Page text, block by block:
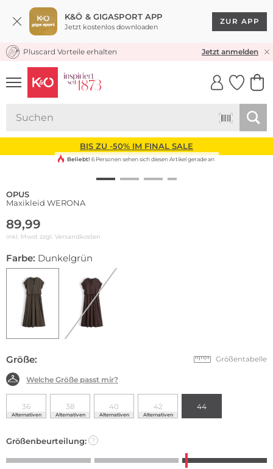
K&Ö & GIGASPORT APP
Jetzt kostenlos downloaden
ZUR APP
KOSTENLOSER VERSAND* & RÜCKVERSAND
Pluscard Vorteile erhalten Jetzt anmelden
UNSERE APP
CLICK &
BIS ZU -50% IM FINAL SALE
Beliebt! 6 Personen sehen sich diesen Artikel gerade an
OPUS
Maxikleid WERONA
89,99
inkl. Mwst zzgl. Versandkosten
Farbe: Dunkelgrün
Größe: Größentabelle
Welche Größe passt mir?
36
Alternativen
38
Alternativen
40
Alternativen
42
Alternativen
44
Größenbeurteilung: ?